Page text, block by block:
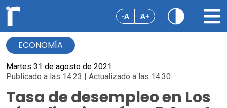
-A A+
ECONOMÍA
Martes 31 de agosto de 2021
Publicado a las 14:23 | Actualizado a las 14:30
Tasa de desempleo en Los